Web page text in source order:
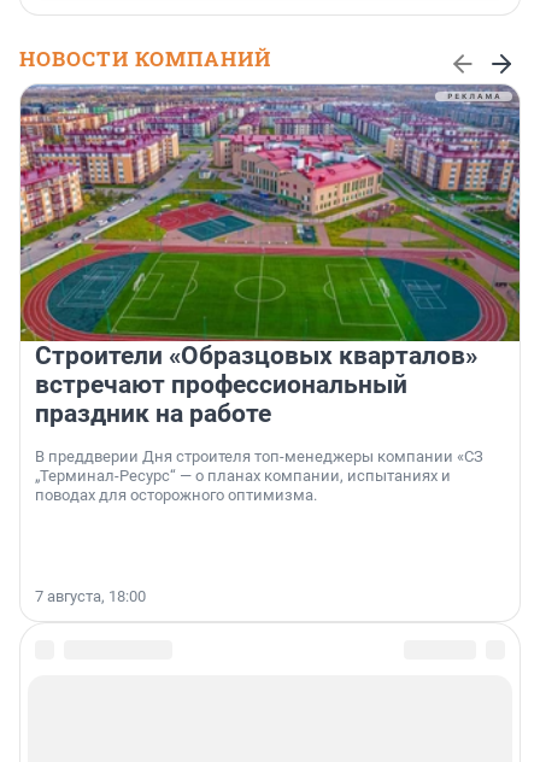
НОВОСТИ КОМПАНИЙ
Строители «Образцовых кварталов»
встречают профессиональный
праздник на работе
В преддверии Дня строителя топ-менеджеры компании «СЗ
„Терминал-Ресурс“ — о планах компании, испытаниях и
поводах для осторожного оптимизма.
7 августа, 18:00